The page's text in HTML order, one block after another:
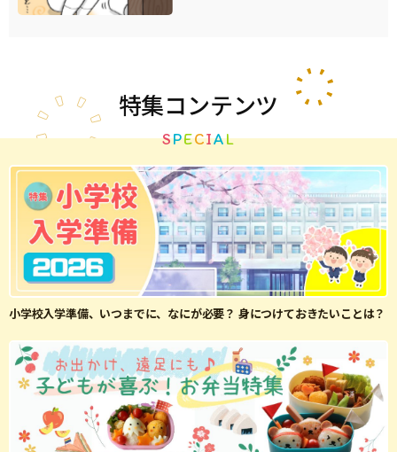
特集コンテンツ
SPECIAL
小学校入学準備、いつまでに、なにが必要？ 身につけておきたいことは？